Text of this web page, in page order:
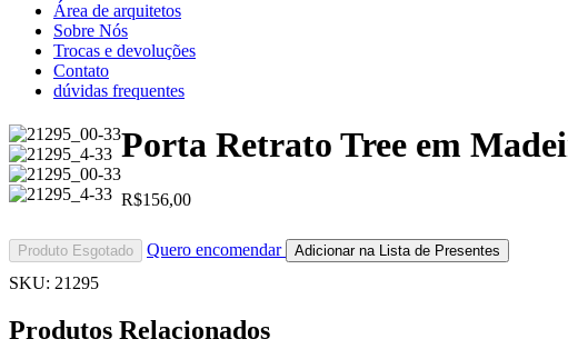
Área de arquitetos
Sobre Nós
Trocas e devoluções
Contato
dúvidas frequentes
Porta Retrato Tree em
R$156,00
Produto Esgotado Quero encomendar Adicionar na Lista de Presentes
SKU: 21295
Produtos Relacionados